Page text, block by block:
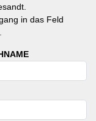
in das Feld